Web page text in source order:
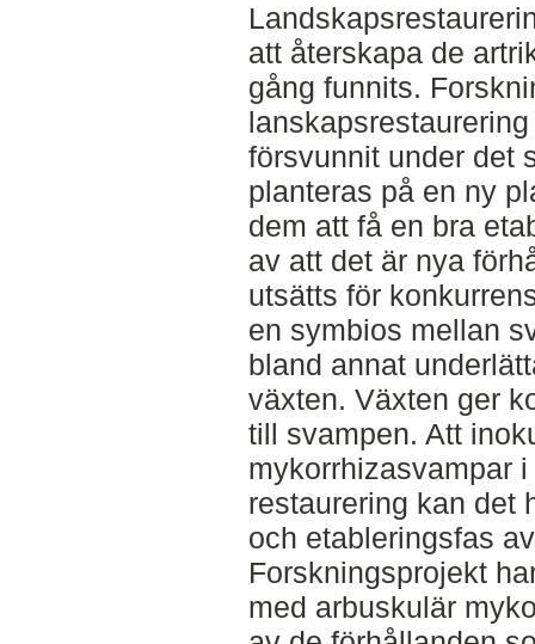
att återskapa de
gång funnits.
försvunnit under det
planteras på en ny
dem att få en bra
av att det är nya
utsätts för
en symbios mellan
bland annat
växten. Växten ger
till svampen. Att
mykorrhizasvampar
restaurering kan det
och etableringsfas
Forskningsprojekt
med arbuskulär